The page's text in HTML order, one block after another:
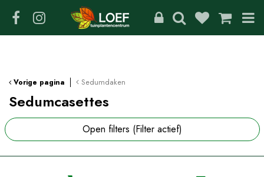
t
Vorige pagina Sedumdaken
Sedumcasettes
Open filters (Filter actief)